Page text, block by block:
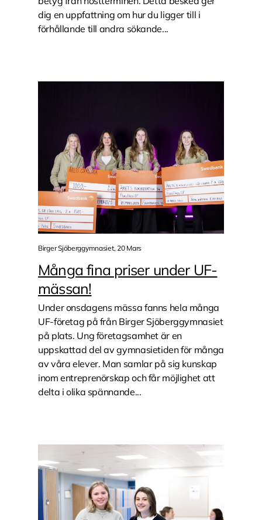
dig en uppfattning om hur du ligger till i
förhållande till andra sökande...
Birger Sjöberggymnasiet, 20 Mars
Många fina priser under UF-
mässan!
Under onsdagens mässa fanns hela många
UF-företag på från Birger Sjöberggymnasiet
på plats. Ung företagsamhet är en
uppskattad del av gymnasietiden för många
av våra elever. Man samlar på sig kunskap
inom entreprenörskap och får möjlighet att
delta i olika spännande...